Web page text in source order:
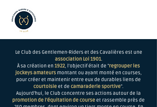
Le Club des Gentlemen-Riders et des Cavalières est une
association Loi 1901.
À sa création en1922, l'objectif était de "regrouper les
jockeys amateurs montant ou ayant monté en courses,
pour créer et maintenir entre eux de durables liens de
courtoisieet de camaraderie sportive".
Aujourd’hui, le Club concentre ses actions autour de la
promotion de l’équitation de courseet rassemble près de